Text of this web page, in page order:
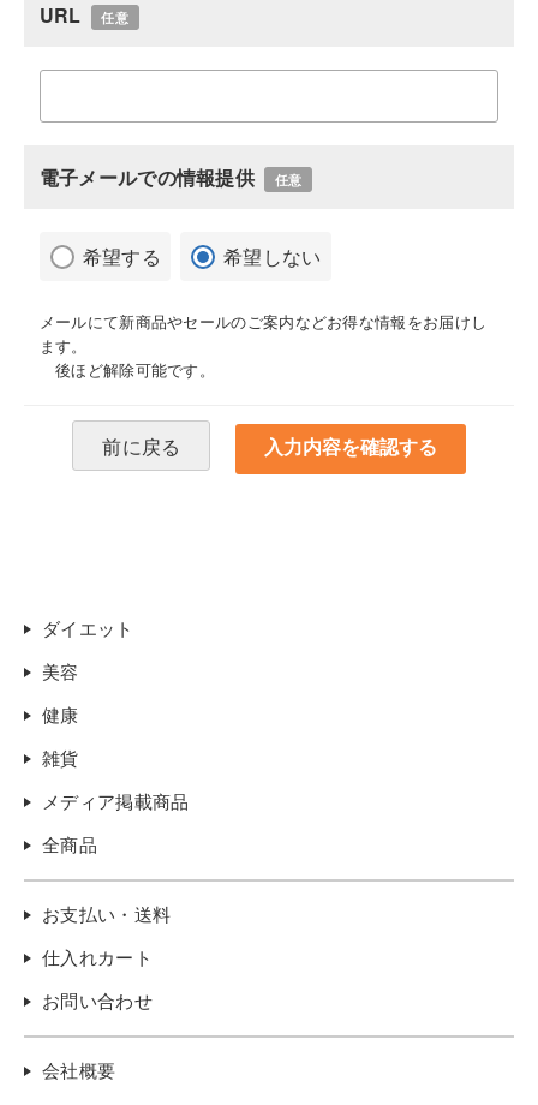
URL 任意
電子メールでの情報提供 任意
希望する 希望しない
メールにて新商品やセールのご案内などお得な情報をお届けし
ます。
後ほど解除可能です。
前に戻る
ダイエット
美容
健康
雑貨
メディア掲載商品
全商品
お支払い・送料
仕入れカート
お問い合わせ
会社概要